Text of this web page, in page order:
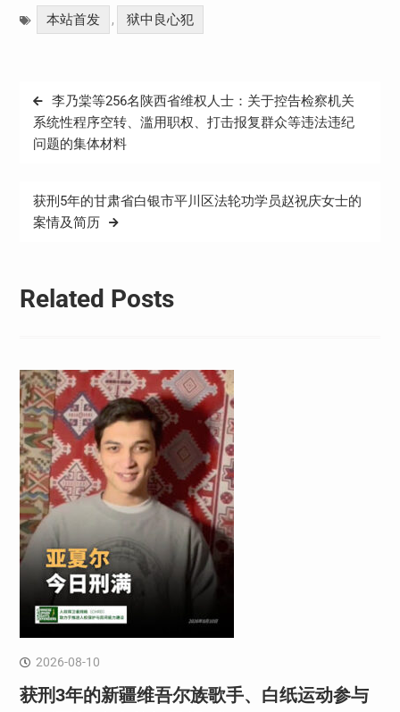
本站首发 , 狱中良心犯
文
章
导
李乃棠等256名陕西省维权人士：关于控告检察机关
系统性程序空转、滥用职权、打击报复群众等违法违纪
问题的集体材料
获刑5年的甘肃省白银市平川区法轮功学员赵祝庆女士的
案情及简历
Related Posts
2026-08-10
获刑3年的新疆维吾尔族歌手、白纸运动参与